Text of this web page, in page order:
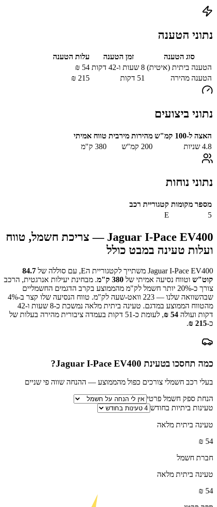
נתוני הטענה
סוג הטענה זמן הטענה
עלות הטענה
הטענה ביתית (איטית) 8 שעות ו-42 דקות 54
₪
הטענה מהירה
51 דקות 215
₪
נתוני ביצועים
האצה ל-100 קמ"ש מהירות מירבית טווח אמיתי
4.8 שניות 200 קמ"ש 380 ק"מ
נתוני נוחות
מספר מקומות קטגוריית רכב
5
E
Jaguar I-Pace EV400 — צריכת חשמל, טווח
ועלות טעינה במבט כולל
Jaguar I-Pace EV400 משתייך לקטגוריית הE, עם סוללה של 84.7
קוט"ש וטווח נסיעה אמיתי של 380 ק"מ. מבחינת יעילות אנרגטית, הרכב
צורך כ-
20 % יותר חשמל לק"מ מהממוצע בקרב הדגמים החשמליים
שבהשוואה שלנו — 223 וואט-שעה לק"מ. טווח הנסיעה שלו קצר ב- 4%
מהטווח הממוצע במדגם. טעינה ביתית מלאה נמשכת כ-
8 שעות ו-42
דקות ועולה 54
₪, לעומת כ-51 דקות בעמדה ציבורית מהירה בעלות של
כ-215
₪
.
כמה תחסכו בטעינת Jaguar I-Pace EV400
?
בעלי רכב חשמלי צורכים כפול מהממוצע — ההנחה שווה פי שניים
הנחת ספק חשמל פרטי
טעינות ביתיות בחודש
טעינה ביתית מלאה
54
₪
חברת חשמל
טעינה ביתית מלאה
54
₪